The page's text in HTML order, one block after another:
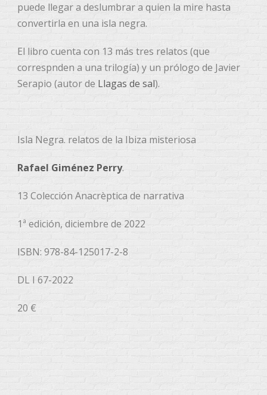
puede llegar a deslumbrar a quien la mire hasta
convertirla en una isla negra.
El libro cuenta con 13 más tres relatos (que
correspnden a una trilogía) y un prólogo de Javier
Serapio (autor de Llagas de sal).
Isla Negra. relatos de la Ibiza misteriosa
Rafael Giménez Perry.
13 Colección Anacrèptica de narrativa
1ª edición, diciembre de 2022
ISBN: 978-84-125017-2-8
DL I 67-2022
20 €